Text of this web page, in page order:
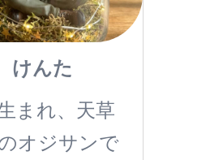
けんた
まれ、天草
オジサンで